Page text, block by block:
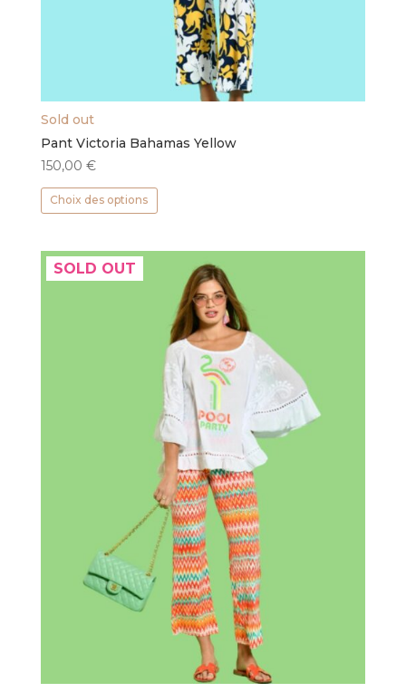
Sold out
Pant Victoria Bahamas Yellow
150,00 €
Choix des options
Ce
plusieurs
variations.
options
peuvent
être
choisies
sur
la
page
du
produit
SOLD OUT